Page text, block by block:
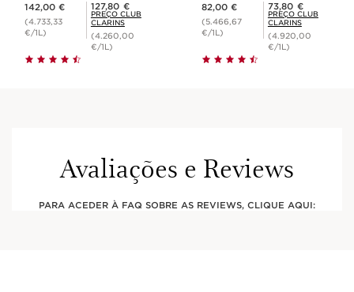
142,00 €
(4.733,33
€/1L)
Preço Club Clarins 127,80 €
127,80 €
PREÇO CLUB
CLARINS
(4.260,00
€/1L)
82,00 €
(5.466,67
€/1L)
Preço Club Clarins 73,80 €
73,80 €
PREÇO CLUB
CLARINS
(4.920,00
€/1L)
Avaliações e Reviews
PARA ACEDER À FAQ SOBRE AS REVIEWS, CLIQUE AQUI: